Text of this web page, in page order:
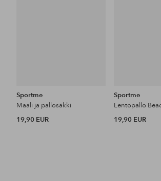
Sportme
Maali ja pallosäkki
19,90 EUR
Sportme
Lentopallo
19,90 EUR